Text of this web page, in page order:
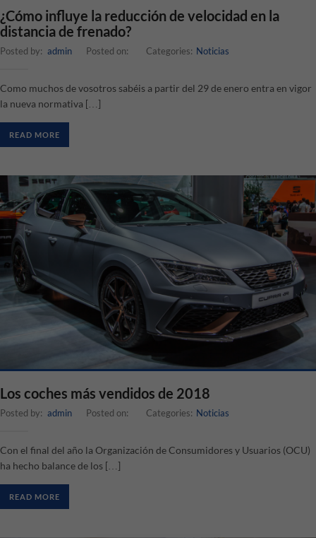
¿Cómo influye la reducción de velocidad en la
distancia de frenado?
Posted by: admin Posted on: Categories: Noticias
Como muchos de vosotros sabéis a partir del 29 de enero entra en vigor
la nueva normativa […]
READ MORE
Los coches más vendidos de 2018
Posted by: admin Posted on: Categories: Noticias
Con el final del año la Organización de Consumidores y Usuarios (OCU)
ha hecho balance de los […]
READ MORE